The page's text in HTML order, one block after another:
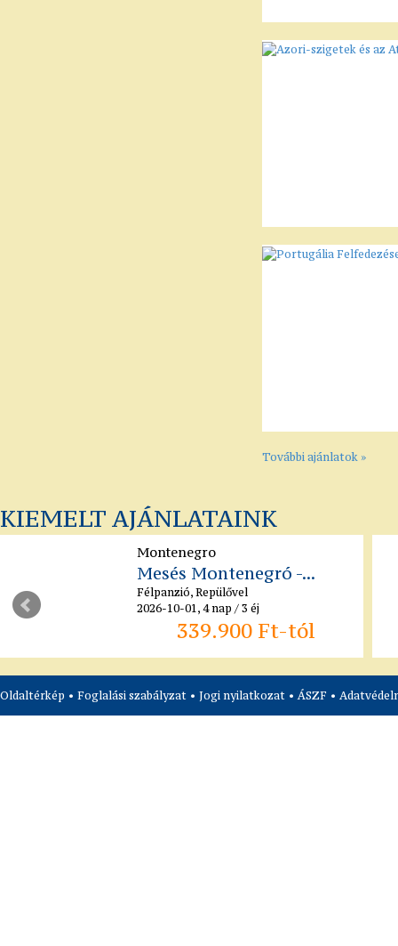
További ajánlatok »
KIEMELT AJÁNLATAINK
Montenegro
Mesés Montenegró -...
Félpanzió, Repülővel
2026-10-01, 4 nap / 3 éj
339.900 Ft-tól
Oldaltérkép • Foglalási szabályzat • Jogi nyilatkozat • ÁSZF •